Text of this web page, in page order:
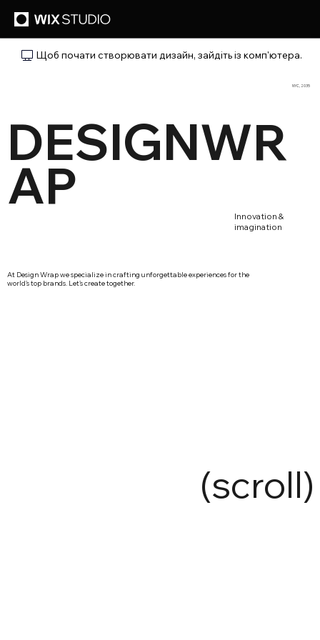
Щоб почати створювати дизайн, зайдіть із комп'ютера.